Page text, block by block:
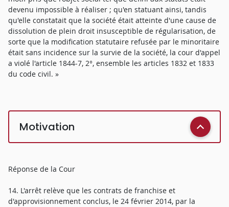
devenu impossible à réaliser ; qu'en statuant ainsi, tandis
qu'elle constatait que la société était atteinte d'une cause de
dissolution de plein droit insusceptible de régularisation, de
sorte que la modification statutaire refusée par le minoritaire
était sans incidence sur la survie de la société, la cour d'appel
a violé l'article 1844-7, 2°, ensemble les articles 1832 et 1833
du code civil. »
Motivation
Réponse de la Cour
14. L'arrêt relève que les contrats de franchise et
d'approvisionnement conclus, le 24 février 2014, par la